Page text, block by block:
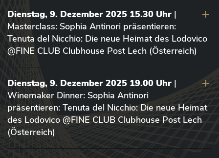
Dienstag, 9. Dezember 2025 15.30 Uhr |
Masterclass: Sophia Antinori präsentieren:
Tenuta del Nicchio: Die neue Heimat des Lodovico
@FINE CLUB Clubhouse Post Lech (Österreich)
Dienstag, 9. Dezember 2025 19.00 Uhr |
Winemaker Dinner: Sophia Antinori
präsentieren: Tenuta del Nicchio: Die neue Heimat
des Lodovico @FINE CLUB Clubhouse Post Lech
(Österreich)